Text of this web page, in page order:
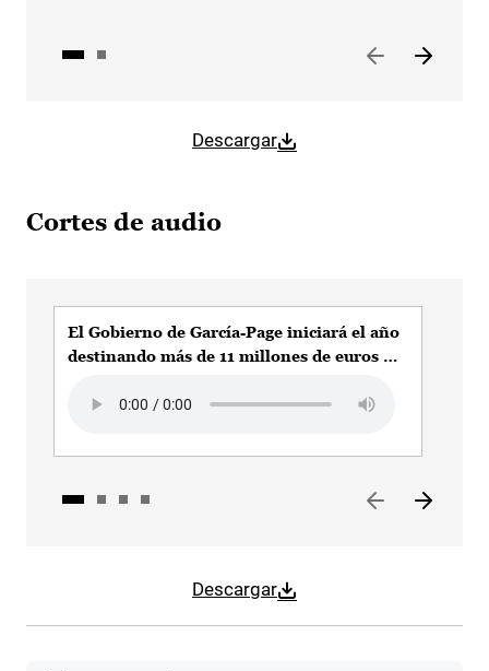
Descargar
Cortes de audio
Descargar
El Gobierno de García-Page iniciará el año
destinando más de 11 millones de euros a
formación para el empleo en Ciudad Real